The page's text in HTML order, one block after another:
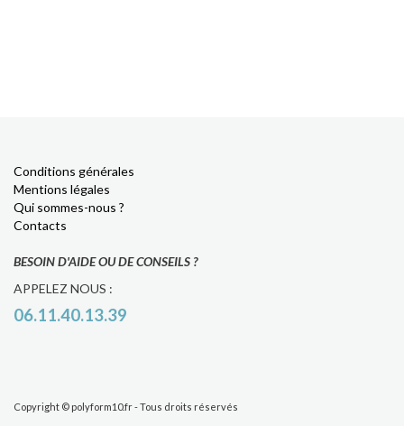
Conditions générales
Mentions légales
Qui sommes-nous ?
Contacts
BESOIN D'AIDE OU DE CONSEILS ?
APPELEZ NOUS :
06.11.40.13.39
Copyright © polyform10.fr - Tous droits réservés